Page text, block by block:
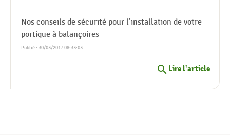
Nos conseils de sécurité pour l’installation de votre
portique à balançoires
Publié : 30/03/2017 08:33:03
search Lire l'article